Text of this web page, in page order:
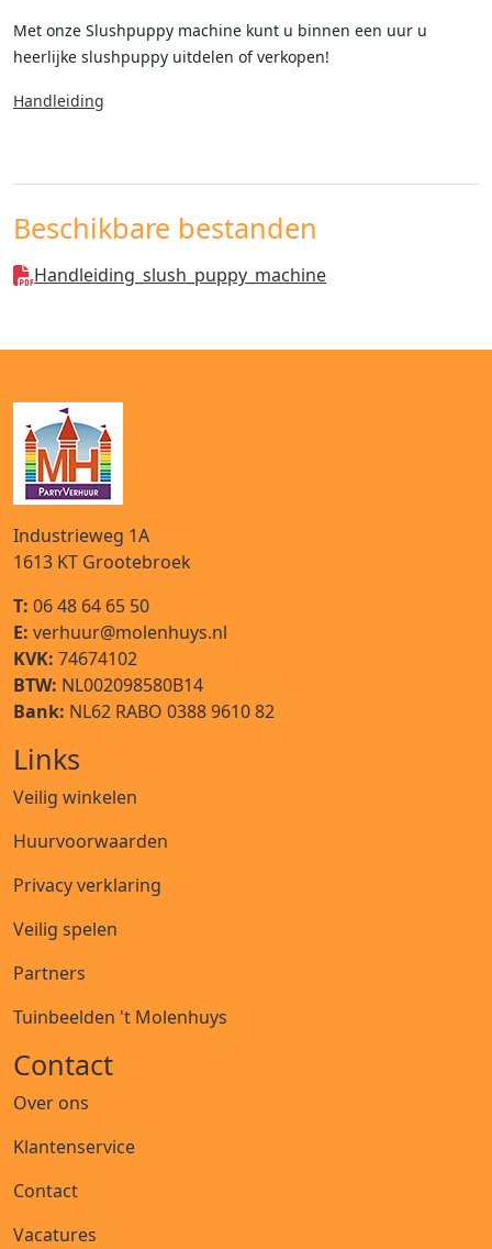
Met onze Slushpuppy machine kunt u binnen een uur u
heerlijke slushpuppy uitdelen of verkopen!
Handleiding
Beschikbare bestanden
Handleiding_slush_puppy_machine
Industrieweg 1A
1613 KT Grootebroek
T: 06 48 64 65 50
E: verhuur@molenhuys.nl
KVK: 74674102
BTW: NL002098580B14
Bank: NL62 RABO 0388 9610 82
Links
Veilig winkelen
Huurvoorwaarden
Privacy verklaring
Veilig spelen
Partners
Tuinbeelden 't Molenhuys
Contact
Over ons
Klantenservice
Contact
Vacatures